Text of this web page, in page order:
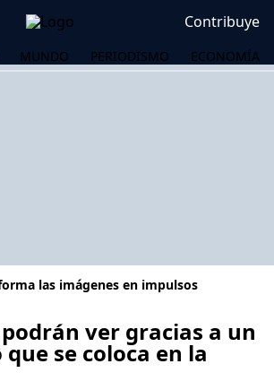
Contribuye
MUNDO PERIODISMO ECONOMÍA
las imágenes en impulsos
ver gracias a un
se coloca en la